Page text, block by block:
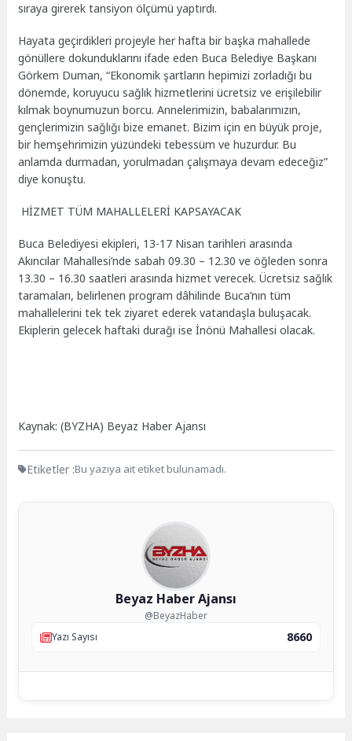
sıraya girerek tansiyon ölçümü yaptırdı.
Hayata geçirdikleri projeyle her hafta bir başka mahallede
gönüllere dokunduklarını ifade eden Buca Belediye Başkanı
Görkem Duman, “Ekonomik şartların hepimizi zorladığı bu
dönemde, koruyucu sağlık hizmetlerini ücretsiz ve erişilebilir
kılmak boynumuzun borcu. Annelerimizin, babalarımızın,
gençlerimizin sağlığı bize emanet. Bizim için en büyük proje,
bir hemşehrimizin yüzündeki tebessüm ve huzurdur. Bu
anlamda durmadan, yorulmadan çalışmaya devam edeceğiz”
diye konuştu.
HİZMET TÜM MAHALLELERİ KAPSAYACAK
Buca Belediyesi ekipleri, 13-17 Nisan tarihleri arasında
Akıncılar Mahallesi’nde sabah 09.30 – 12.30 ve öğleden sonra
13.30 – 16.30 saatleri arasında hizmet verecek. Ücretsiz sağlık
taramaları, belirlenen program dâhilinde Buca’nın tüm
mahallelerini tek tek ziyaret ederek vatandaşla buluşacak.
Ekiplerin gelecek haftaki durağı ise İnönü Mahallesi olacak.
Kaynak: (BYZHA) Beyaz Haber Ajansı
Etiketler :Bu yazıya ait etiket bulunamadı.
Beyaz Haber Ajansı
@BeyazHaber
Yazı Sayısı
8660